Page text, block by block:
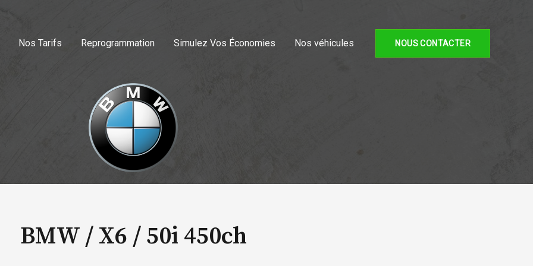
Nos Tarifs Reprogrammation Simulez Vos Économies Nos véhicules NOUS CONTACTER
BMW / X6 / 50i 450ch